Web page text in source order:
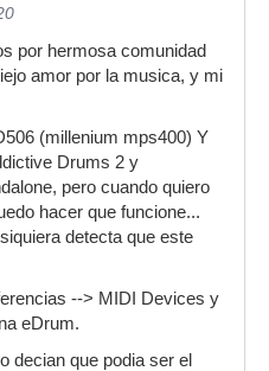
por hermosa comunidad
amor por la musica, y mi
(millenium mps400) Y
Drums 2 y
pero cuando quiero
hacer que funcione...
detecta que este
--> MIDI Devices y
eDrum.
decian que podia ser el